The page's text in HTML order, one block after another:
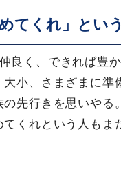
てくれ」とい
良く、できれば豊
小、さまざまに準
先行きを思いやる
くれという人もま